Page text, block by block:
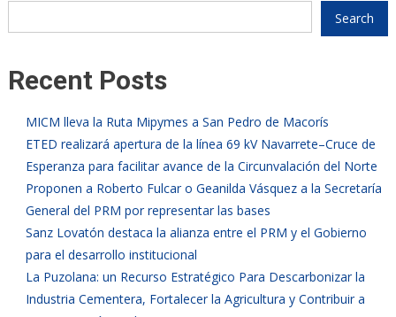
Search
Recent Posts
MICM lleva la Ruta Mipymes a San Pedro de Macorís
ETED realizará apertura de la línea 69 kV Navarrete–Cruce de
Esperanza para facilitar avance de la Circunvalación del Norte
Proponen a Roberto Fulcar o Geanilda Vásquez a la Secretaría
General del PRM por representar las bases
​Sanz Lovatón destaca la alianza entre el PRM y el Gobierno
para el desarrollo institucional
La Puzolana: un Recurso Estratégico Para Descarbonizar la
Industria Cementera, Fortalecer la Agricultura y Contribuir a